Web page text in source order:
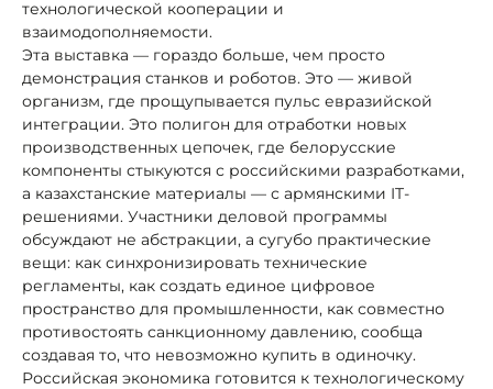
технологической кооперации и
взаимодополняемости.
Эта выставка — гораздо больше, чем просто
демонстрация станков и роботов. Это — живой
организм, где прощупывается пульс евразийской
интеграции. Это полигон для отработки новых
производственных цепочек, где белорусские
компоненты стыкуются с российскими разработками,
а казахстанские материалы — с армянскими IT-
решениями. Участники деловой программы
обсуждают не абстракции, а сугубо практические
вещи: как синхронизировать технические
регламенты, как создать единое цифровое
пространство для промышленности, как совместно
противостоять санкционному давлению, сообща
создавая то, что невозможно купить в одиночку.
Российская экономика готовится к технологическому